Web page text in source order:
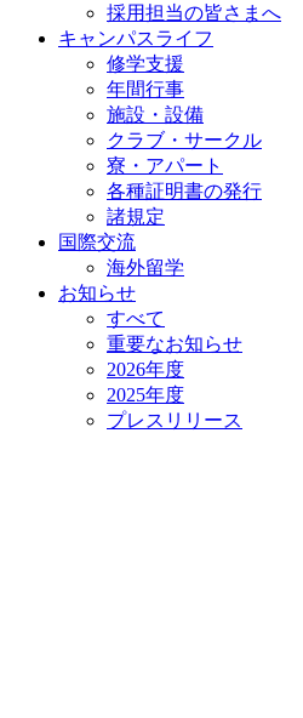
採用担当の皆さまへ
キャンパスライフ
修学支援
年間行事
施設・設備
クラブ・サークル
寮・アパート
各種証明書の発⾏
諸規定
国際交流
海外留学
お知らせ
すべて
重要なお知らせ
2026年度
2025年度
プレスリリース